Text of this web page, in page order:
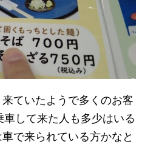
ていたようで多くのお客
して来た人も多少はいる
で来られている方かなと